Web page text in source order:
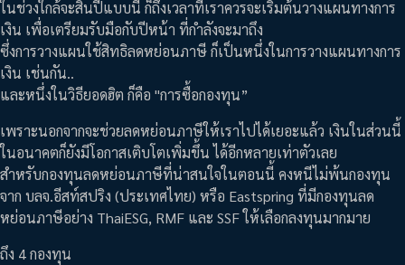
ในช่วงใกล้จะสิ้นปีแบบนี้ ก็ถึงเวลาที่เราควรจะเริ่มต้นวางแผนทางการ
เงิน เพื่อเตรียมรับมือกับปีหน้า ที่กำลังจะมาถึง
ซึ่งการวางแผนใช้สิทธิลดหย่อนภาษี ก็เป็นหนึ่งในการวางแผนทางการ
เงิน เช่นกัน..
และหนึ่งในวิธียอดฮิต ก็คือ "การซื้อกองทุน”
เพราะนอกจากจะช่วยลดหย่อนภาษีให้เราไปได้เยอะแล้ว เงินในส่วนนี้
ในอนาคตก็ยังมีโอกาสเติบโตเพิ่มขึ้น ได้อีกหลายเท่าตัวเลย
สำหรับกองทุนลดหย่อนภาษีที่น่าสนใจในตอนนี้ คงหนีไม่พ้นกองทุน
จาก บลจ.อีสท์สปริง (ประเทศไทย) หรือ Eastspring ที่มีกองทุนลด
หย่อนภาษีอย่าง ThaiESG, RMF และ SSF ให้เลือกลงทุนมากมาย
ถึง 4 กองทุน